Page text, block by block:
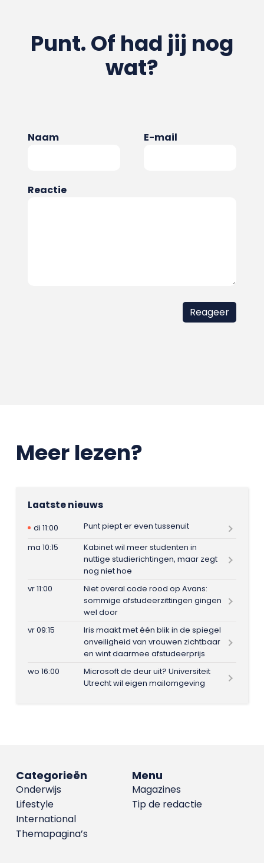
Punt. Of had jij nog
wat?
Naam E-mail
Reactie
Meer lezen?
Laatste nieuws
di 11:00
Punt piept er even tussenuit
ma 10:15
Kabinet wil meer studenten in
nuttige studierichtingen, maar zegt
nog niet hoe
vr 11:00
Niet overal code rood op Avans:
sommige afstudeerzittingen gingen
wel door
vr 09:15
Iris maakt met één blik in de spiegel
onveiligheid van vrouwen zichtbaar
en wint daarmee afstudeerprijs
wo 16:00
Microsoft de deur uit? Universiteit
Utrecht wil eigen mailomgeving
Menu
Magazines
Tip de redactie
Categorieën
Onderwijs
Lifestyle
International
Themapagina’s